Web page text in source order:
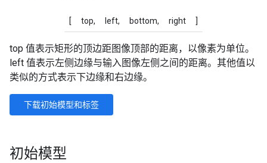
[ top, left, bottom, right ]
top 值表示矩形的顶边距图像顶部的距离，以像素为单位。
left 值表示左侧边缘与输入图像左侧之间的距离。其他值以
类似的方式表示下边缘和右边缘。
下载初始模型和标签
初始模型